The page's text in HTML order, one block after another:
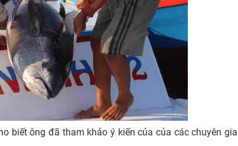
biết ông đã tham khảo ý kiến của của các chuyên gia